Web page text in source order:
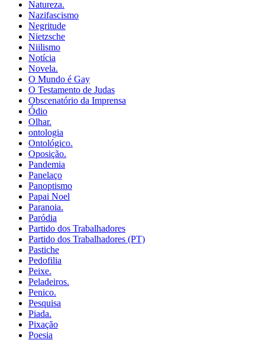
Natureza.
Nazifascismo
Negritude
Nietzsche
Niilismo
Notícia
Novela.
O Mundo é Gay
O Testamento de Judas
Obscenatório da Imprensa
Ódio
Olhar.
ontologia
Ontológico.
Oposição.
Pandemia
Panelaço
Panoptismo
Papai Noel
Paranoia.
Paródia
Partido dos Trabalhadores
Partido dos Trabalhadores (PT)
Pastiche
Pedofilia
Peixe.
Peladeiros.
Penico.
Pesquisa
Piada.
Pixação
Poesia